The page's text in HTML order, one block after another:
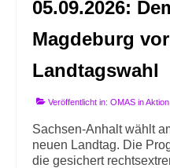
Info-Links gegen Rechts
05.09.2026:
Magdeburg
Landtagswahl
Veröffentlicht in: OMAS in Aktion
Sachsen-Anhalt wählt
neuen Landtag. Die
die gesichert